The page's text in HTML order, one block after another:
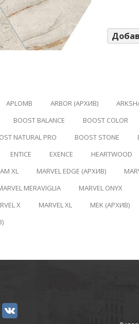
APLOMB ARBOR (АРХИВ)
BOOST BALANCE BOOST COLOR
NATURAL PRO BOOST STONE
ENTICE EXENCE HEARTWOOD
XL MARVEL EDGE (АРХИВ)
MERAVIGLIA MARVEL ONYX
X MARVEL XL MEK (АРХИВ)